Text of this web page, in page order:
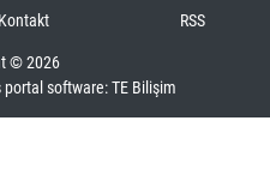
Kontakt RSS
© 2026
portal software:TE Bilişim